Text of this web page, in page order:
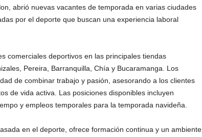
abrió nuevas vacantes de temporada en varias ciudades
por el deporte que buscan una experiencia laboral
comerciales deportivos en las principales tiendas
Pereira, Barranquilla, Chía y Bucaramanga. Los
de combinar trabajo y pasión, asesorando a los clientes
de vida activa. Las posiciones disponibles incluyen
y empleos temporales para la temporada navideña.
en el deporte, ofrece formación continua y un ambiente